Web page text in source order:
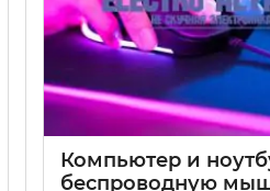
Компьютер и
беспроводную